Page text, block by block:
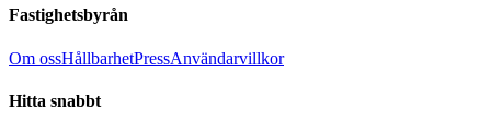
Fastighetsbyrån
Om ossHållbarhetPressAnvändarvillkor
Hitta snabbt